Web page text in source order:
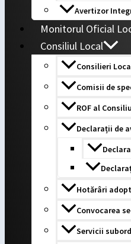
Avertizor
Monitorul Oficial
Consiliul Local
Consilieri
Comisii de
ROF al
Declarații de
Hotărâri
Convocarea
Servicii